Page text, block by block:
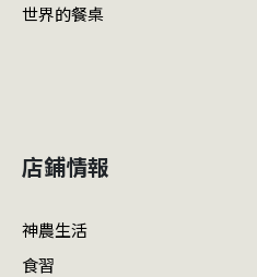
世界的餐桌
店鋪情報
神農生活
食習